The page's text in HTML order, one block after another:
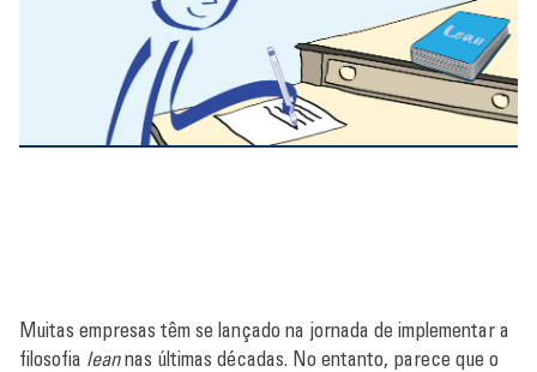
Muitas empresas têm se lançado na jornada de implementar a
filosofia leannas últimas décadas. No entanto, parece que o